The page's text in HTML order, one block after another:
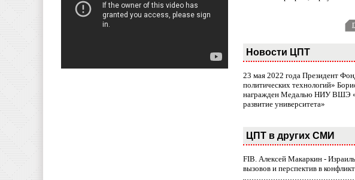
Новости ЦПТ
23 мая 2022 года Президент
политических технологий»
награжден Медалью НИУ ВШЭ
развитие университета»
ЦПТ в других СМИ
FIB. Алексей Макаркин -
вызовов и перспектив в